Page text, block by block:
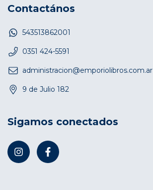
Contactános
543513862001
0351 424-5591
administracion@emporiolibros.com.ar
9 de Julio 182
Sigamos conectados